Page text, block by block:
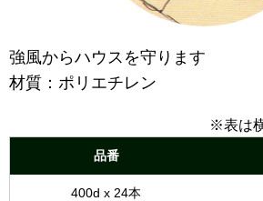
強風からハウスを守ります
材質：ポリエチレン
※表は
品番
400d x 24本